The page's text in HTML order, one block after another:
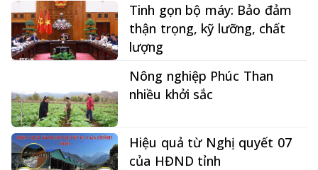
Tinh gọn bộ máy: Bảo đảm
thận trọng, kỹ lưỡng, chất
lượng
Nông nghiệp Phúc Than
nhiều khởi sắc
Hiệu quả từ Nghị quyết 07
của HĐND tỉnh